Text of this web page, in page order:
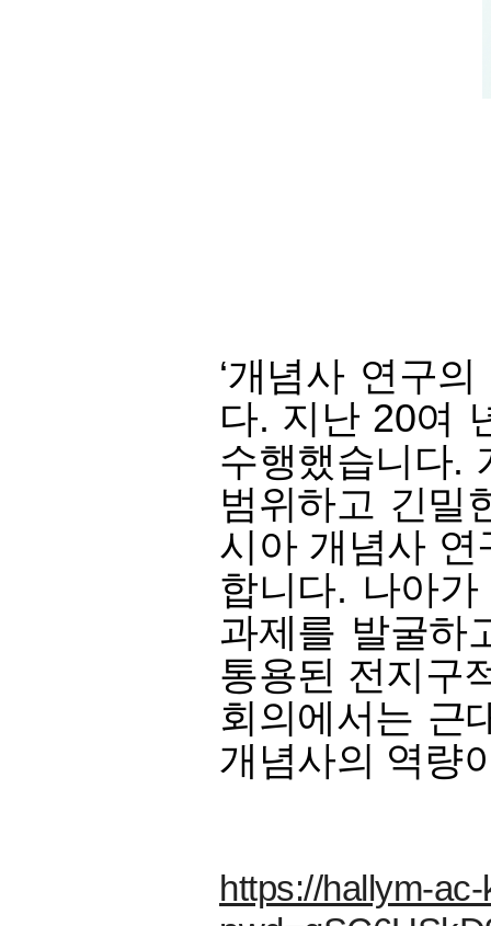
‘개념사 연구
다. 지난 20여
수행했습니다.
범위하고 긴밀
시아 개념사
합니다. 나아
과제를 발굴하
통용된 전지구
회의에서는 근
개념사의 역량
https://hallym-